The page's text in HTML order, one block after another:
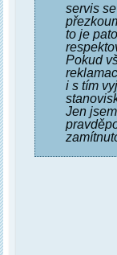
servis
to je
Pokud
i s tím
Jen